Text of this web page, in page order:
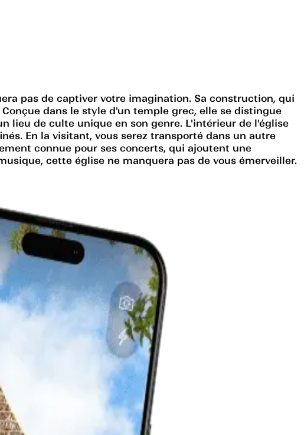
pas de captiver votre imagination. Sa construction, qui
dans le style d'un temple grec, elle se distingue
lieu de culte unique en son genre. L'intérieur de l'église
En la visitant, vous serez transporté dans un autre
connue pour ses concerts, qui ajoutent une
cette église ne manquera pas de vous émerveiller.